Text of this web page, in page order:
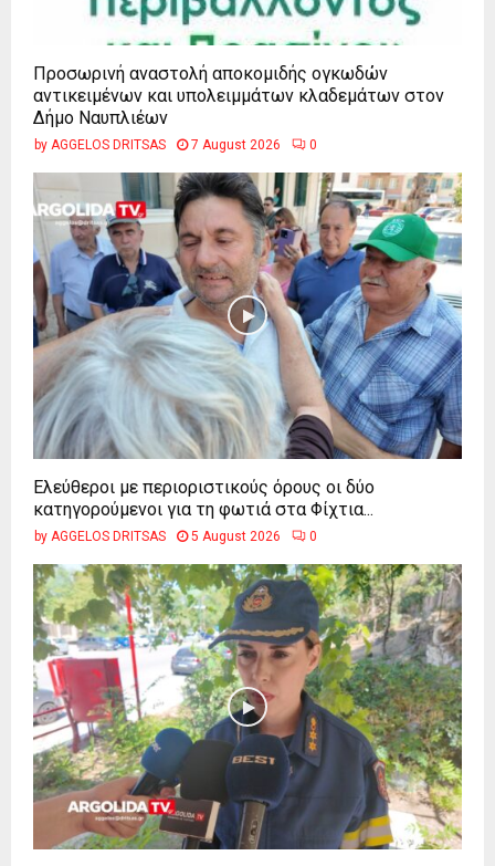
Προσωρινή αναστολή αποκομιδής ογκωδών
αντικειμένων και υπολειμμάτων κλαδεμάτων στον
Δήμο Ναυπλιέων
by AGGELOS DRITSAS 7 August 2026 0
Ελεύθεροι με περιοριστικούς όρους οι δύο
κατηγορούμενοι για τη φωτιά στα Φίχτια...
by AGGELOS DRITSAS 5 August 2026 0